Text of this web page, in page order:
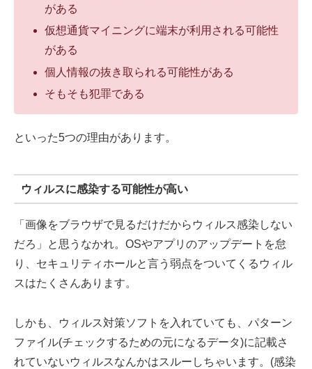
がある
仮想通貨マイニングに端末が利用される可能性
がある
個人情報の抜き取られる可能性がある
そもそも犯罪である
といった5つの理由があります。
ウィルスに感染する可能性が高い
「画像をブラウザで見るだけだからウィルス感染しない
だろ」と思うなかれ。OSやアプリのアップデートを怠
り、セキュリティホールと言う弱点をついてくるウィル
スはたくさんあります。
しかも、ウィルス対策ソフトを入れていても、パターン
ファイル(チェックするための元になるデータ)に記載さ
れていないウィルスなんかはスルーしちゃいます。(感染